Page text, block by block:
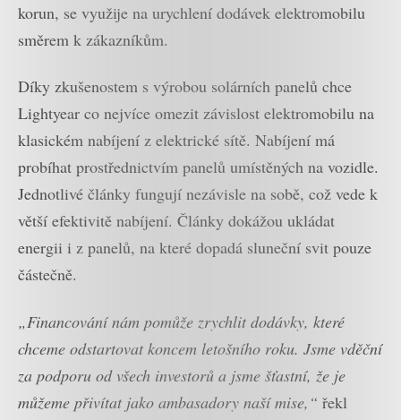
korun, se využije na urychlení dodávek elektromobilu
směrem k zákazníkům.
Díky zkušenostem s výrobou solárních panelů chce
Lightyear co nejvíce omezit závislost elektromobilu na
klasickém nabíjení z elektrické sítě. Nabíjení má
probíhat prostřednictvím panelů umístěných na vozidle.
Jednotlivé články fungují nezávisle na sobě, což vede k
větší efektivitě nabíjení. Články dokážou ukládat
energii i z panelů, na které dopadá sluneční svit pouze
částečně.
„Financování nám pomůže zrychlit dodávky, které
chceme odstartovat koncem letošního roku. Jsme vděční
za podporu od všech investorů a jsme šťastní, že je
můžeme přivítat jako ambasadory naší mise,“ řekl